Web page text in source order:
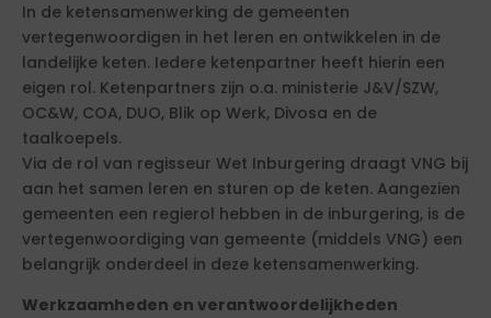
In de ketensamenwerking de gemeenten
vertegenwoordigen in het leren en ontwikkelen in de
landelijke keten. Iedere ketenpartner heeft hierin een
eigen rol. Ketenpartners zijn o.a. ministerie J&V/SZW,
OC&W, COA, DUO, Blik op Werk, Divosa en de
taalkoepels.
Via de rol van regisseur Wet Inburgering draagt VNG bij
aan het samen leren en sturen op de keten. Aangezien
gemeenten een regierol hebben in de inburgering, is de
vertegenwoordiging van gemeente (middels VNG) een
belangrijk onderdeel in deze ketensamenwerking.
Werkzaamheden en verantwoordelijkheden